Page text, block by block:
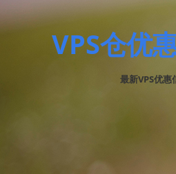
VPS仓优
最新VPS优惠